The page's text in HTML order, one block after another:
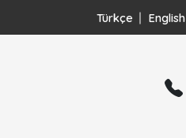
Türkçe English